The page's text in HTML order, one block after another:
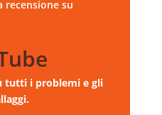
recensione su
tutti i problemi e gli